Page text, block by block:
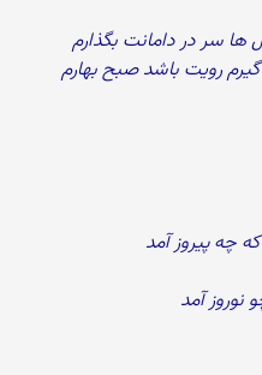
ها سر در دامانت بگذارم
رویت باشد صبح بهارم
چه پیروز آمد
آمد